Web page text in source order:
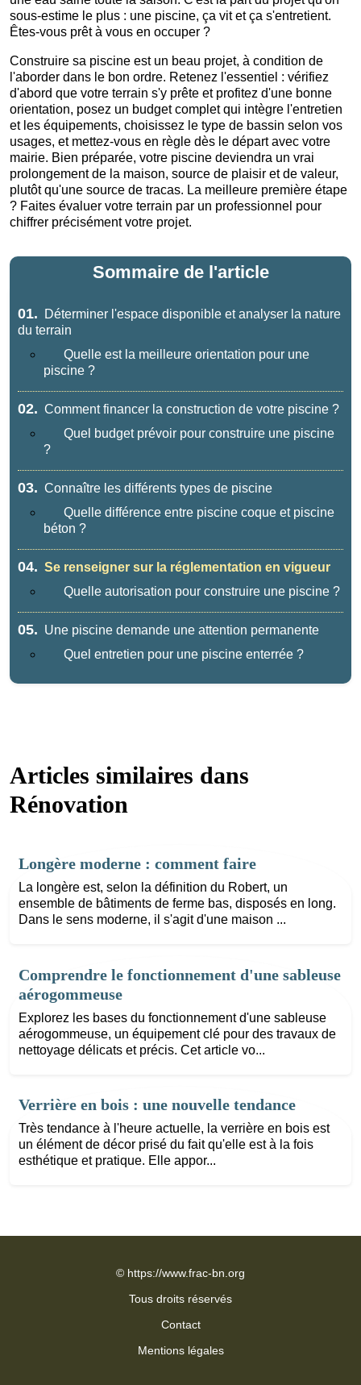
sous-estime le plus : une piscine, ça vit et ça s'entretient.
Êtes-vous prêt à vous en occuper ?
Construire sa piscine est un beau projet, à condition de
l'aborder dans le bon ordre. Retenez l'essentiel : vérifiez
d'abord que votre terrain s'y prête et profitez d'une bonne
orientation, posez un budget complet qui intègre l'entretien
et les équipements, choisissez le type de bassin selon vos
usages, et mettez-vous en règle dès le départ avec votre
mairie. Bien préparée, votre piscine deviendra un vrai
prolongement de la maison, source de plaisir et de valeur,
plutôt qu'une source de tracas. La meilleure première étape
? Faites évaluer votre terrain par un professionnel pour
chiffrer précisément votre projet.
Sommaire de l'article
01.
Déterminer l'espace disponible et analyser la nature
du terrain
Quelle est la meilleure orientation pour une
piscine ?
02. Comment financer la construction de votre piscine ?
Quel budget prévoir pour construire une piscine
?
03. Connaître les différents types de piscine
Quelle différence entre piscine coque et piscine
béton ?
04. Se renseigner sur la réglementation en vigueur
Quelle autorisation pour construire une piscine ?
05. Une piscine demande une attention permanente
Quel entretien pour une piscine enterrée ?
Articles similaires dans
Rénovation
Longère moderne : comment faire
La longère est, selon la définition du Robert, un
ensemble de bâtiments de ferme bas, disposés en long.
Dans le sens moderne, il s'agit d'une maison ...
Comprendre le fonctionnement d'une sableuse
aérogommeuse
Explorez les bases du fonctionnement d'une sableuse
aérogommeuse, un équipement clé pour des travaux de
nettoyage délicats et précis. Cet article vo...
Verrière en bois : une nouvelle tendance
Très tendance à l'heure actuelle, la verrière en bois est
un élément de décor prisé du fait qu'elle est à la fois
esthétique et pratique. Elle appor...
© https://www.frac-bn.org
Tous droits réservés
Contact
Mentions légales